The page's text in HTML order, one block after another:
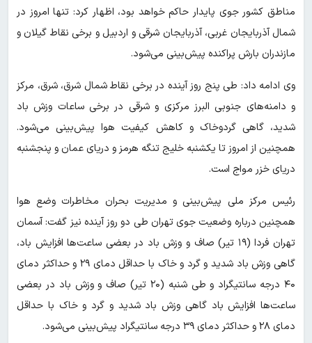
مناطق کشور جوی پایدار حاکم خواهد بود، اظهار کرد: تنها امروز در
شمال آذربایجان غربی، آذربایجان شرقی و اردبیل و برخی نقاط گیلان و
مازندران بارش پراکنده پیش‌بینی می‌شود.
وی ادامه داد: طی پنج روز آینده در برخی نقاط شمال شرق، شرق، مرکز
و دامنه‌های جنوبی البرز مرکزی و شرقی در برخی ساعات وزش باد
شدید، گاهی گردوخاک و کاهش کیفیت هوا پیش‌بینی می‌شود.
همچنین از امروز تا یکشنبه خلیج تنگه هرمز و دریای عمان و پنجشنبه
دریای خزر مواج است.
رئیس مرکز ملی پیش‌بینی و مدیریت بحران مخاطرات وضع هوا
همچنین درباره وضعیت جوی تهران طی دو روز آینده نیز گفت: آسمان
تهران فردا (۱۹ تیر) صاف و وزش باد در بعضی ساعت‌ها افزایش باد،
گاهی وزش باد شدید و گرد و خاک با حداقل دمای ۲۹ و حداکثر دمای
۴۰ درجه سانتیگراد و طی ‌شنبه (۲۰ تیر) صاف و وزش باد در بعضی
ساعت‌ها افزایش باد گاهی وزش باد شدید و گرد و خاک با حداقل
دمای ۲۸ و حداکثر دمای ۳۹ درجه سانتیگراد پیش‌بینی می‌شود.